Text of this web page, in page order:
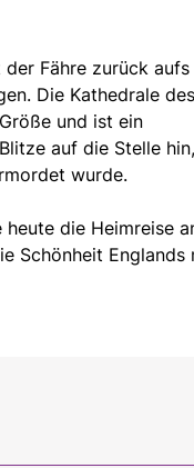
Fähre zurück aufs
Die Kathedrale des
und ist ein
auf die Stelle
wurde.
die Heimreise
Schönheit Englands